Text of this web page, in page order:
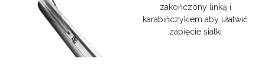
zakończony linką i
karabińczykiem aby ułatwić
zapięcie siatki